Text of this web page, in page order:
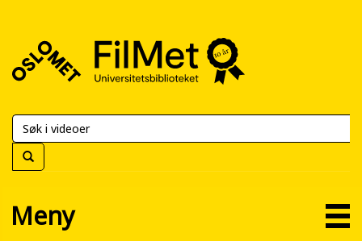
FilMet
Universitetsbiblioteket
Meny